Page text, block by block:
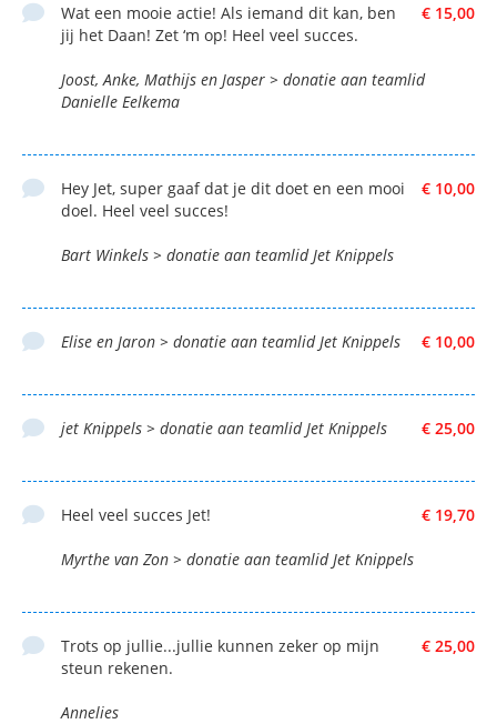
€ 15,00
Wat een mooie actie! Als iemand dit kan, ben
jij het Daan! Zet ‘m op! Heel veel succes.
Joost, Anke, Mathijs en Jasper > donatie aan teamlid
Danielle Eelkema
€ 10,00
Hey Jet, super gaaf dat je dit doet en een mooi
doel. Heel veel succes!
Bart Winkels > donatie aan teamlid Jet Knippels
€ 10,00
Elise en Jaron > donatie aan teamlid Jet Knippels
€ 25,00
jet Knippels > donatie aan teamlid Jet Knippels
€ 19,70
Heel veel succes Jet!
Myrthe van Zon > donatie aan teamlid Jet Knippels
€ 25,00
Trots op jullie...jullie kunnen zeker op mijn
steun rekenen.
Annelies